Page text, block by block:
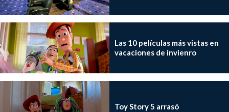
Las 10 películas más vistas en
vacaciones de invienro
Toy Story 5 arrasó